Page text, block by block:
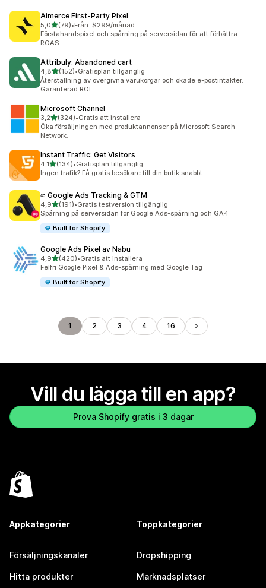
Aimerce First‑Party Pixel
5,0av 5 stjärnor
(79)
79 recensioner totalt
•Från $299/månad
Förstahandspixel och spårning på serversidan för att förbättra
ROAS.
Attribuly: Abandoned cart
4,8av 5 stjärnor
(152)
152 recensioner totalt
•Gratisplan tillgänglig
Återställning av övergivna varukorgar och ökade e-postintäkter.
Garanterad ROI.
Microsoft Channel
3,2av 5 stjärnor
(324)
324 recensioner totalt
•Gratis att installera
Öka försäljningen med produktannonser på Microsoft Search
Network.
Instant Traffic: Get Visitors
4,1av 5 stjärnor
(134)
134 recensioner totalt
•Gratisplan tillgänglig
Ingen trafik? Få gratis besökare till din butik snabbt
∞ Google Ads Tracking & GTM
4,9av 5 stjärnor
(191)
191 recensioner totalt
•Gratis testversion tillgänglig
Spårning på serversidan för Google Ads-spårning och GA4
Built for Shopify
Google Ads Pixel av Nabu
4,9av 5 stjärnor
(420)
420 recensioner totalt
•Gratis att installera
Felfri Google Pixel & Ads-spårning med Google Tag
Built for Shopify
1 2 3 4 16
Vill du lägga till en app?
Prova Shopify gratis i 3 dagar
Appkategorier
Försäljningskanaler
Hitta produkter
Toppkategorier
Dropshipping
Marknadsplatser